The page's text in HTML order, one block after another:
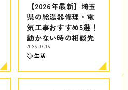
【2026年最新】埼玉
県の給湯器修理・電
気工事おすすめ5選！
動かない時の相談先
2026.07.16
生活